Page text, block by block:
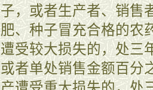
子，或者生产者、销售
肥、种子冒充合格的农
遭受较大损失的，处三
或者单处销售金额百分